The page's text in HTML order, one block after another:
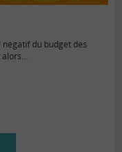
du budget des
alors…